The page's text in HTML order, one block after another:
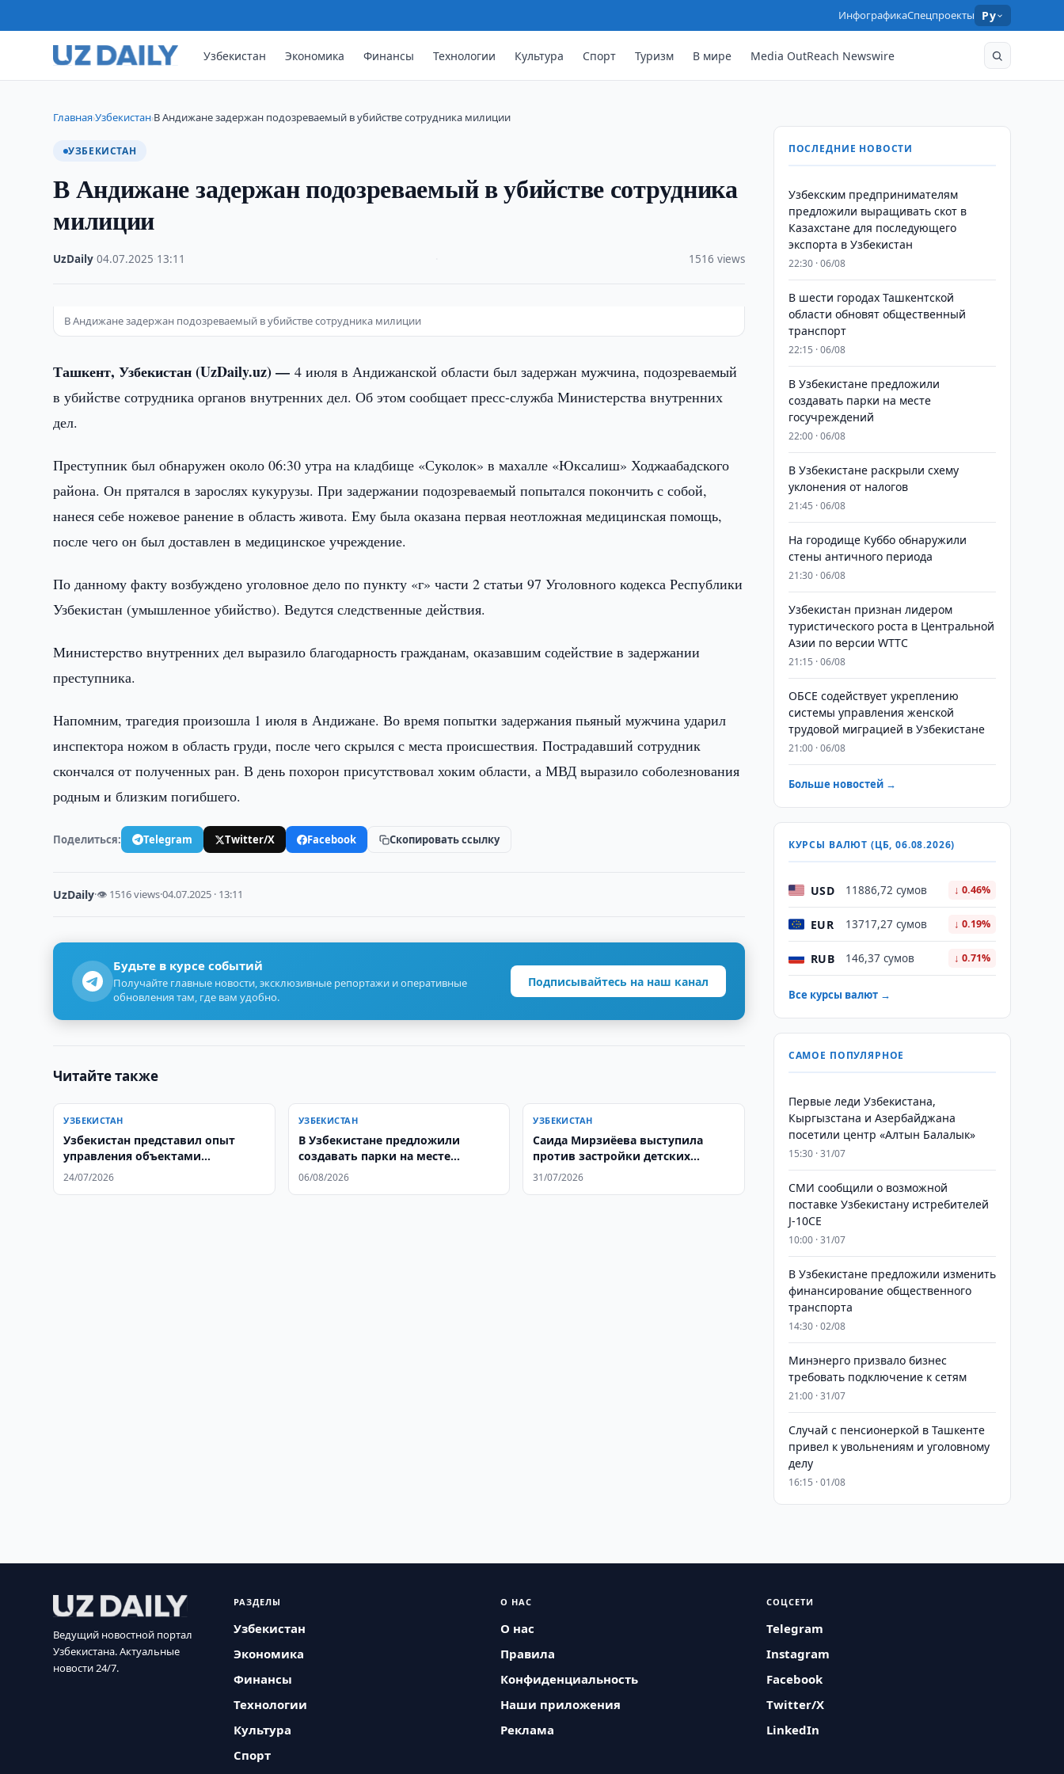
ИнфографикаСпецпроекты Ру
Узбекистан Экономика Финансы Технологии Культура Спорт Туризм В мире Media OutReach Newswire
Главная›Узбекистан›В Андижане задержан подозреваемый в убийстве сотрудника милиции
УЗБЕКИСТАН
В Андижане задержан подозреваемый в убийстве сотрудника
милиции
UzDaily ·04.07.2025 13:11 1516 views
В Андижане задержан подозреваемый в убийстве сотрудника милиции
Ташкент, Узбекистан (UzDaily.uz) —4 июля в Андижанской области был задержан мужчина, подозреваемый
в убийстве сотрудника органов внутренних дел. Об этом сообщает пресс-служба Министерства внутренних
дел.
Преступник был обнаружен около 06:30 утра на кладбище «Суколок» в махалле «Юксалиш» Ходжаабадского
района. Он прятался в зарослях кукурузы. При задержании подозреваемый попытался покончить с собой,
нанеся себе ножевое ранение в область живота. Ему была оказана первая неотложная медицинская помощь,
после чего он был доставлен в медицинское учреждение.
По данному факту возбуждено уголовное дело по пункту «г» части 2 статьи 97 Уголовного кодекса Республики
Узбекистан (умышленное убийство). Ведутся следственные действия.
Министерство внутренних дел выразило благодарность гражданам, оказавшим содействие в задержании
преступника.
Напомним, трагедия произошла 1 июля в Андижане. Во время попытки задержания пьяный мужчина ударил
инспектора ножом в область груди, после чего скрылся с места происшествия. Пострадавший сотрудник
скончался от полученных ран. В день похорон присутствовал хоким области, а МВД выразило соболезнования
родным и близким погибшего.
Поделиться: Telegram Twitter/X Facebook Скопировать ссылку
UzDaily·👁 1516 views·04.07.2025 · 13:11
Будьте в курсе событий
Получайте главные новости, эксклюзивные репортажи и оперативные
обновления там, где вам удобно.
Подписывайтесь на наш канал
Читайте также
УЗБЕКИСТАН
Узбекистан представил опыт
управления объектами
уранового наследия
24/07/2026
УЗБЕКИСТАН
В Узбекистане предложили
создавать парки на месте
госучреждений
06/08/2026
УЗБЕКИСТАН
Саида Мирзиёева выступила
против застройки детских
площадок
31/07/2026
ПОСЛЕДНИЕ НОВОСТИ
Узбекским предпринимателям
предложили выращивать скот в
Казахстане для последующего
экспорта в Узбекистан
22:30 · 06/08
В шести городах Ташкентской
области обновят общественный
транспорт
22:15 · 06/08
В Узбекистане предложили
создавать парки на месте
госучреждений
22:00 · 06/08
В Узбекистане раскрыли схему
уклонения от налогов
21:45 · 06/08
На городище Куббо обнаружили
стены античного периода
21:30 · 06/08
Узбекистан признан лидером
туристического роста в Центральной
Азии по версии WTTC
21:15 · 06/08
ОБСЕ содействует укреплению
системы управления женской
трудовой миграцией в Узбекистане
21:00 · 06/08
Больше новостей →
КУРСЫ ВАЛЮТ (ЦБ, 06.08.2026)
USD 11886,72 сумов ↓ 0.46%
EUR 13717,27 сумов ↓ 0.19%
RUB 146,37 сумов ↓ 0.71%
Все курсы валют →
САМОЕ ПОПУЛЯРНОЕ
Первые леди Узбекистана,
Кыргызстана и Азербайджана
посетили центр «Алтын Балалык»
15:30 · 31/07
СМИ сообщили о возможной
поставке Узбекистану истребителей
J-10CE
10:00 · 31/07
В Узбекистане предложили изменить
финансирование общественного
транспорта
14:30 · 02/08
Минэнерго призвало бизнес
требовать подключение к сетям
21:00 · 31/07
Случай с пенсионеркой в Ташкенте
привел к увольнениям и уголовному
делу
16:15 · 01/08
Ведущий новостной портал
Узбекистана. Актуальные
новости 24/7.
РАЗДЕЛЫ
Узбекистан
Экономика
Финансы
Технологии
Культура
Спорт
О НАС
О нас
Правила
Конфиденциальность
Наши приложения
Реклама
СОЦСЕТИ
Telegram
Instagram
Facebook
Twitter/X
LinkedIn